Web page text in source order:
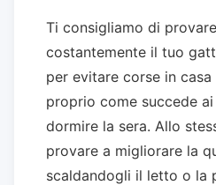
Ti consigliamo di
costantemente il tuo
per evitare corse in
proprio come succede
dormire la sera. Allo
provare a migliorare la
scaldandogli il letto o la